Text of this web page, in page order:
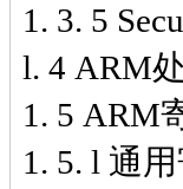
1. 3. 5
l. 4 ARM
1. 5 ARM
1. 5. l 通